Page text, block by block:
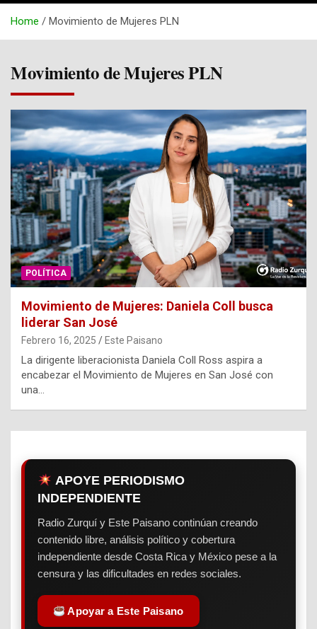
Home Movimiento de Mujeres PLN
Movimiento de Mujeres PLN
POLÍTICA
Movimiento de Mujeres: Daniela Coll busca
liderar San José
Febrero 16, 2025 Este Paisano
La dirigente liberacionista Daniela Coll Ross aspira a
encabezar el Movimiento de Mujeres en San José con
una…
APOYE PERIODISMO
INDEPENDIENTE
Radio Zurquí y Este Paisano continúan creando
contenido libre, análisis político y cobertura
independiente desde Costa Rica y México pese a la
censura y las dificultades en redes sociales.
Apoyar a Este Paisano